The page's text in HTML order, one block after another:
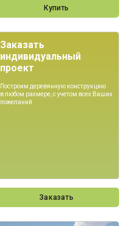
Купить
Заказать
индивидуальный
проект
Построим деревянную конструкцию
в любом размере, с учетом всех Ваших
пожеланий
Заказать